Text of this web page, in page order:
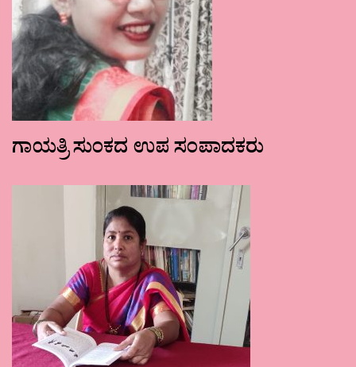
ಗಾಯತ್ರಿ ಸುಂಕದ ಉಪ ಸಂಪಾದಕರು